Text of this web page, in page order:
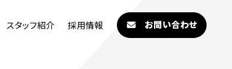
スタッフ紹介 採用情報 お問い合わせ